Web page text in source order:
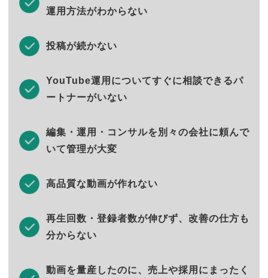
運用方法がわからない
投稿が続かない
YouTube運用についてすぐに相談できるパ
ートナーがいない
編集・運用・コンサルを別々の会社に頼んで
いて管理が大変
高品質な動画が作れない
再生回数・登録者数が伸びず、改善の仕方も
分からない
動画を量産したのに、売上や採用にまったく